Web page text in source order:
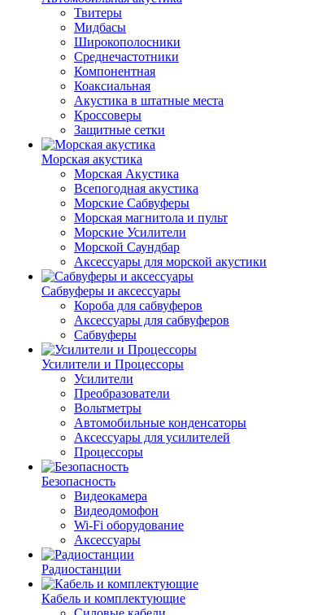
Твитеры
Мидбасы
Широкополосники
Среднечастотники
Компонентная
Коаксиальная
Акустика в штатные места
Кроссоверы
Защитные сетки
Морская акустика
Морская Акустика
Всепогодная акустика
Морские Сабвуферы
Морская магнитола и пульт
Морские Усилители
Морской Cаундбар
Аксессуары для морской акустики
Сабвуферы и аксессуары
Короба для сабвуферов
Аксессуары для сабвуферов
Сабвуферы
Усилители и Процессоры
Усилители
Преобразователи
Вольтметры
Автомобильные конденсаторы
Аксессуары для усилителей
Процессоры
Безопасность
Видеокамера
Видеодомофон
Wi-Fi оборудование
Аксессуары
Радиостанции
Кабель и комплектующие